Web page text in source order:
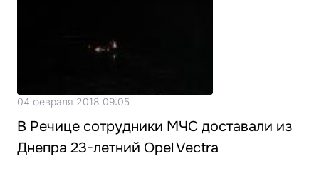
04 февраля 2018 09:05
В Речице сотрудники МЧС доставали из
Днепра 23-летний Opel Vectra